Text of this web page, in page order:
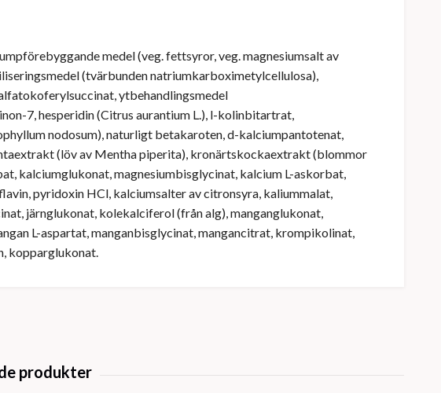
medel (veg. fettsyror, veg. magnesiumsalt av
(tvärbunden natriumkarboximetylcellulosa),
ytbehandlingsmedel
7, hesperidin (Citrus aurantium L.), l-kolinbitartrat,
nodosum), naturligt betakaroten, d-kalciumpantotenat,
(löv av Mentha piperita), kronärtskockaextrakt (blommor
kalciumglukonat, magnesiumbisglycinat, kalcium L-askorbat,
pyridoxin HCl, kalciumsalter av citronsyra, kaliummalat,
järnglukonat, kolekalciferol (från alg), manganglukonat,
L-aspartat, manganbisglycinat, mangancitrat, krompikolinat,
kopparglukonat.